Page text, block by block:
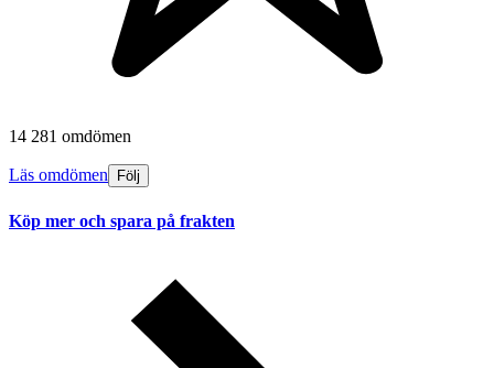
14 281 omdömen
Läs omdömen Följ
Köp mer och spara på frakten